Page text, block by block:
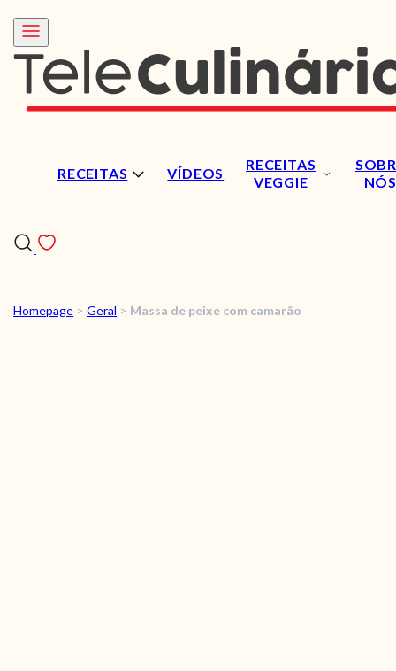
RECEITAS VÍDEOS
RECEITAS
VEGGIE
NÓS
RECEITAS
Homepage > Geral > Massa de peixe com camarão